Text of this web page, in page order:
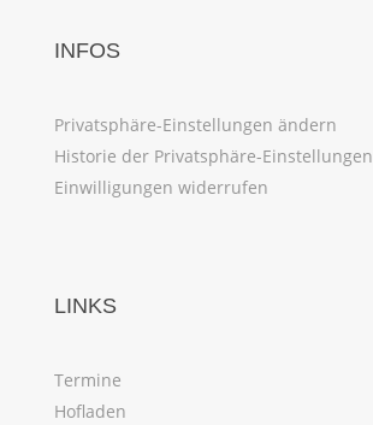
INFOS
Privatsphäre-Einstellungen ändern
Historie der Privatsphäre-Einstellungen
Einwilligungen widerrufen
LINKS
Termine
Hofladen